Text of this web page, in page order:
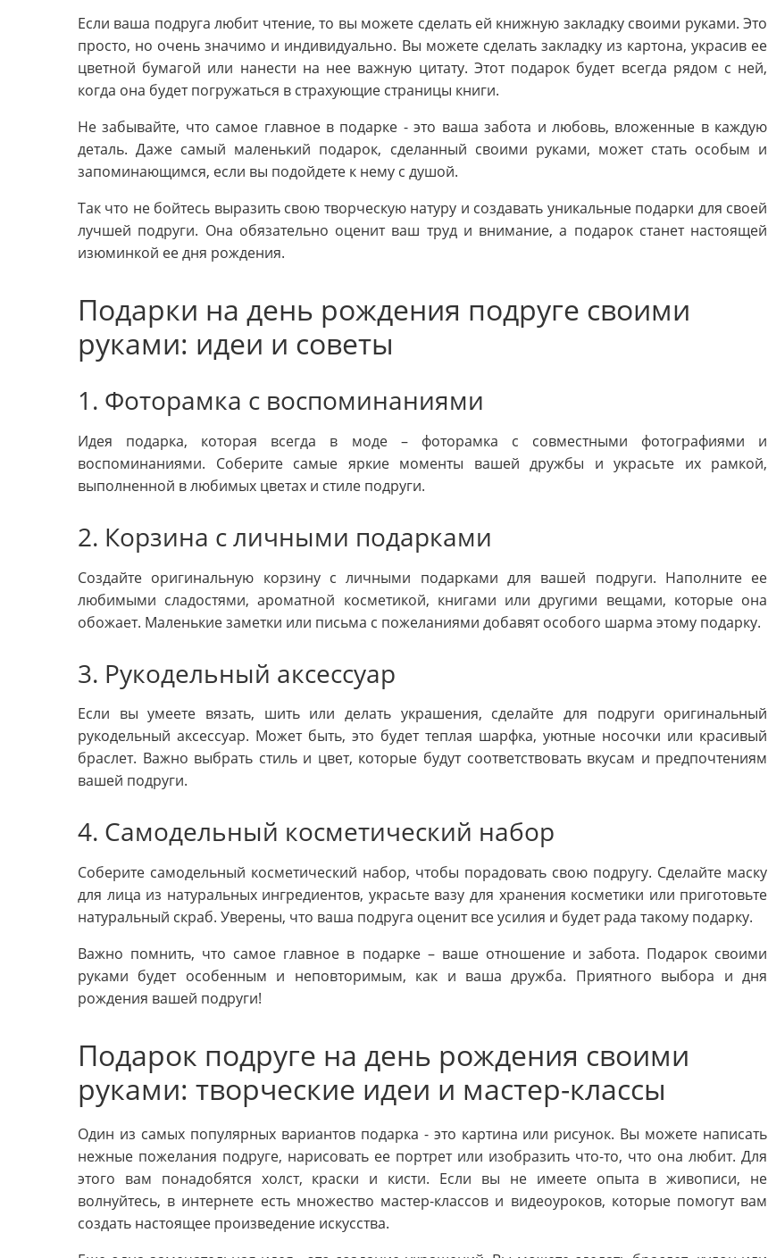
Если ваша подруга любит чтение, то вы можете сделать ей книжную закладку своими руками. Это
просто, но очень значимо и индивидуально. Вы можете сделать закладку из картона, украсив ее
цветной бумагой или нанести на нее важную цитату. Этот подарок будет всегда рядом с ней,
когда она будет погружаться в страхующие страницы книги.
Не забывайте, что самое главное в подарке - это ваша забота и любовь, вложенные в каждую
деталь. Даже самый маленький подарок, сделанный своими руками, может стать особым и
запоминающимся, если вы подойдете к нему с душой.
Так что не бойтесь выразить свою творческую натуру и создавать уникальные подарки для своей
лучшей подруги. Она обязательно оценит ваш труд и внимание, а подарок станет настоящей
изюминкой ее дня рождения.
Подарки на день рождения подруге своими
руками: идеи и советы
1. Фоторамка с воспоминаниями
Идея подарка, которая всегда в моде – фоторамка с совместными фотографиями и
воспоминаниями. Соберите самые яркие моменты вашей дружбы и украсьте их рамкой,
выполненной в любимых цветах и стиле подруги.
2. Корзина с личными подарками
Создайте оригинальную корзину с личными подарками для вашей подруги. Наполните ее
любимыми сладостями, ароматной косметикой, книгами или другими вещами, которые она
обожает. Маленькие заметки или письма с пожеланиями добавят особого шарма этому подарку.
3. Рукодельный аксессуар
Если вы умеете вязать, шить или делать украшения, сделайте для подруги оригинальный
рукодельный аксессуар. Может быть, это будет теплая шарфка, уютные носочки или красивый
браслет. Важно выбрать стиль и цвет, которые будут соответствовать вкусам и предпочтениям
вашей подруги.
4. Самодельный косметический набор
Соберите самодельный косметический набор, чтобы порадовать свою подругу. Сделайте маску
для лица из натуральных ингредиентов, украсьте вазу для хранения косметики или приготовьте
натуральный скраб. Уверены, что ваша подруга оценит все усилия и будет рада такому подарку.
Важно помнить, что самое главное в подарке – ваше отношение и забота. Подарок своими
руками будет особенным и неповторимым, как и ваша дружба. Приятного выбора и дня
рождения вашей подруги!
Подарок подруге на день рождения своими
руками: творческие идеи и мастер-классы
Один из самых популярных вариантов подарка - это картина или рисунок. Вы можете написать
нежные пожелания подруге, нарисовать ее портрет или изобразить что-то, что она любит. Для
этого вам понадобятся холст, краски и кисти. Если вы не имеете опыта в живописи, не
волнуйтесь, в интернете есть множество мастер-классов и видеоуроков, которые помогут вам
создать настоящее произведение искусства.